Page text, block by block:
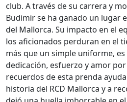
club. A través de su carrera y
Budimir se ha ganado un lugar
del Mallorca. Su impacto en el
los aficionados perduran en el
más que un simple uniforme,
dedicación, esfuerzo y amor
recuerdos de esta prenda
historia del RCD Mallorca y a